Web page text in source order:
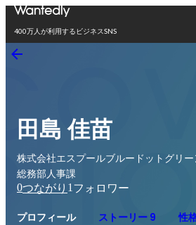
400万人が利用するビジネスSNS
田島 佳苗
株式会社エスプールブルードットグリ
総務部人事課
0つながり 1 フォロワー
プロフィール ストーリー 9 性